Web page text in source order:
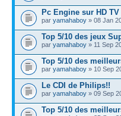
Pc Engine sur HD TV
par yamahaboy » 08 Jan
Top 5/10 des jeux
par yamahaboy » 11 Sep
Top 5/10 des
par yamahaboy » 10 Sep
Le CDI de Philips!!
par yamahaboy » 09 Sep
Top 5/10 des